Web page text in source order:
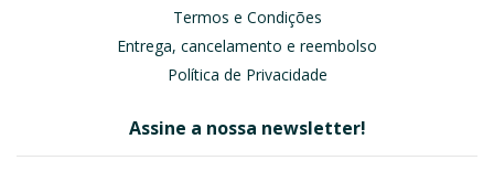
Termos e Condições
Entrega, cancelamento e reembolso
Política de Privacidade
Assine a nossa newsletter!